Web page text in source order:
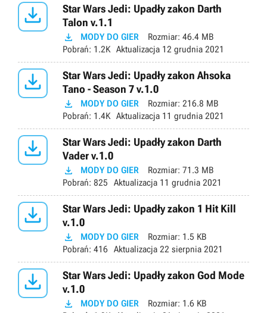

Star Wars Jedi: Upadły zakon Darth
Talon v.1.1
 MODY DO GIER Rozmiar: 46.4 MB
Pobrań: 1.2K Aktualizacja 12 grudnia 2021

Star Wars Jedi: Upadły zakon Ahsoka
Tano - Season 7 v.1.0
 MODY DO GIER Rozmiar: 216.8 MB
Pobrań: 1.4K Aktualizacja 11 grudnia 2021

Star Wars Jedi: Upadły zakon Darth
Vader v.1.0
 MODY DO GIER Rozmiar: 71.3 MB
Pobrań: 825 Aktualizacja 11 grudnia 2021

Star Wars Jedi: Upadły zakon 1 Hit Kill
v.1.0
 MODY DO GIER Rozmiar: 1.5 KB
Pobrań: 416 Aktualizacja 22 sierpnia 2021

Star Wars Jedi: Upadły zakon God Mode
v.1.0
 MODY DO GIER Rozmiar: 1.6 KB